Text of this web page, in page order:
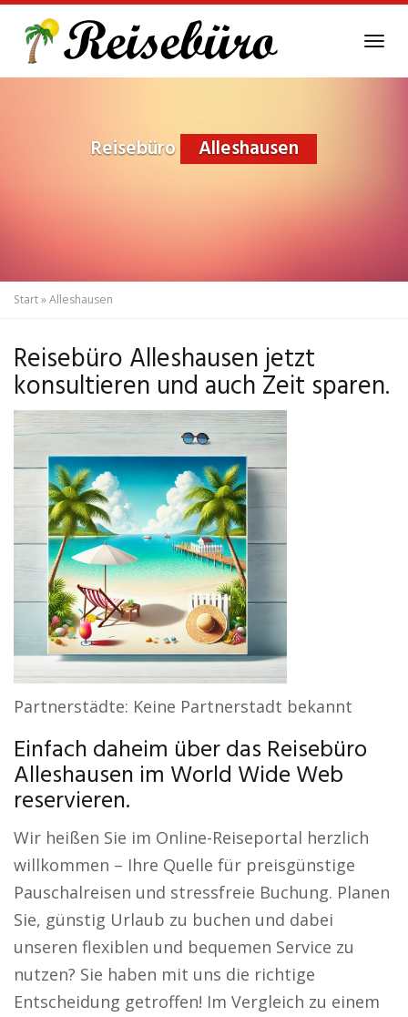
main
Reisebüro Alleshausen
Start»Alleshausen
Reisebüro Alleshausen jetzt
konsultieren und auch Zeit sparen.
Partnerstädte: Keine Partnerstadt bekannt
Einfach daheim über das Reisebüro
Alleshausen im World Wide Web
reservieren.
Wir heißen Sie im Online-Reiseportal herzlich
willkommen – Ihre Quelle für preisgünstige
Pauschalreisen und stressfreie Buchung. Planen
Sie, günstig Urlaub zu buchen und dabei
unseren flexiblen und bequemen Service zu
nutzen? Sie haben mit uns die richtige
Entscheidung getroffen! Im Vergleich zu einem